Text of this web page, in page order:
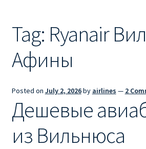
RYANAIR ИЗ РИГИ
Ryanair из Стокгольма
Ryanair из Тампере
RYANAIR ИЗ ЧЕХИИ | ПРАГА,
Tag: Ryanair
Афины
Posted on July 2, 2026by airlines — 2
Дешевые
из Вильнюса